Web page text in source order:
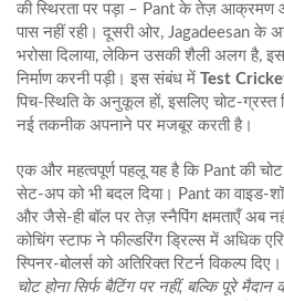
की स्थिरता पर पड़ा – Pant के तेज़ आक्रमण
पास नहीं रही। दूसरी ओर, Jagadeesan के
भरोसा दिलाया, लेकिन उसकी शैली अलग है,
निर्माण करनी पड़ी। इस संबंध में Test
पिच‑स्थिति के अनुकूल हों, इसलिए चोट‑ग्रस्त
नई तकनीक अपनाने पर मजबूर करती है।
एक और महत्वपूर्ण पहलू यह है कि Pant की चोट
सेट‑अप को भी बदल दिया। Pant का
और जैसे‑ही बॉल पर तेज़ स्नैपिंग क्षमताएँ अब
कोचिंग स्टाफ ने फील्डरिंग ड्रिल्स में अधिक
स्पिनर‑बोलर्स को अतिरिक्त रिटर्न विकल्प
चोट होना सिर्फ बैटिंग पर नहीं, बल्कि पूरे